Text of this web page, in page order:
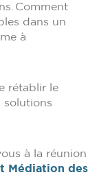
Comment
dans un
à
rétablir le
solutions
à la réunion
Médiation des